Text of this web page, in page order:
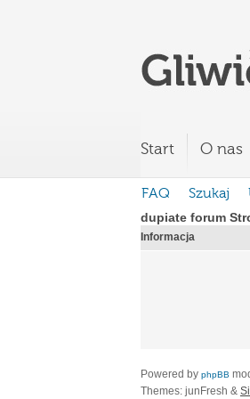
Start O nas
FAQ Szukaj
dupiate forum
Informacja
Powered by phpBB
Themes: junFresh &